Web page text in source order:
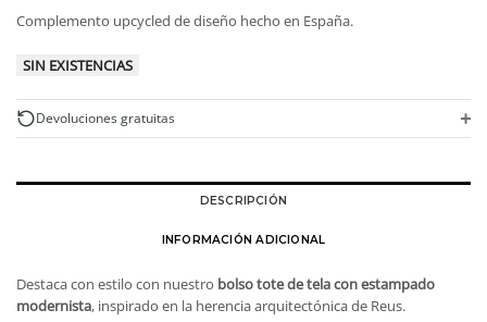
Complemento upcycled de diseño hecho en España.
SIN EXISTENCIAS
Devoluciones gratuitas +
DESCRIPCIÓN
INFORMACIÓN ADICIONAL
Destaca con estilo con nuestro bolso tote de tela con estampado
modernista, inspirado en la herencia arquitectónica de Reus.